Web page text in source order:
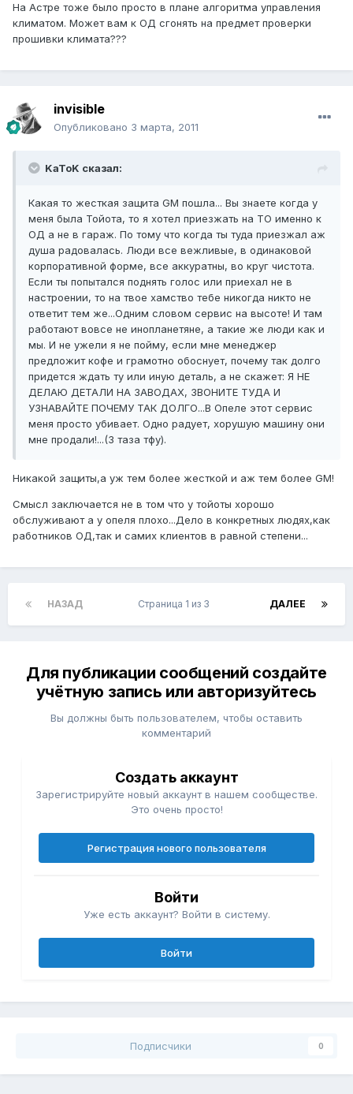
На Астре тоже было просто в плане алгоритма управления
климатом. Может вам к ОД сгонять на предмет проверки
прошивки климата???
invisible
Опубликовано 3 марта, 2011
KaToK сказал:
Какая то жесткая защита GM пошла... Вы знаете когда у
меня была Тойота, то я хотел приезжать на ТО именно к
ОД а не в гараж. По тому что когда ты туда приезжал аж
душа радовалась. Люди все вежливые, в одинаковой
корпоративной форме, все аккуратны, во круг чистота.
Если ты попытался поднять голос или приехал не в
настроении, то на твое хамство тебе никогда никто не
ответит тем же...Одним словом сервис на высоте! И там
работают вовсе не инопланетяне, а такие же люди как и
мы. И не ужели я не пойму, если мне менеджер
предложит кофе и грамотно обоснует, почему так долго
придется ждать ту или иную деталь, а не скажет: Я НЕ
ДЕЛАЮ ДЕТАЛИ НА ЗАВОДАХ, ЗВОНИТЕ ТУДА И
УЗНАВАЙТЕ ПОЧЕМУ ТАК ДОЛГО...В Опеле этот сервис
меня просто убивает. Одно радует, хорушую машину они
мне продали!...(3 таза тфу).
Никакой защиты,а уж тем более жесткой и аж тем более GM!
Смысл заключается не в том что у тойоты хорошо
обслуживают а у опеля плохо...Дело в конкретных людях,как
работников ОД,так и самих клиентов в равной степени...
НАЗАД ДАЛЕЕ
Страница 1 из 3
Для публикации сообщений создайте
учётную запись или авторизуйтесь
Вы должны быть пользователем, чтобы оставить
комментарий
Создать аккаунт
Зарегистрируйте новый аккаунт в нашем сообществе.
Это очень просто!
Регистрация нового пользователя
Войти
Уже есть аккаунт? Войти в систему.
Войти
Подписчики 0